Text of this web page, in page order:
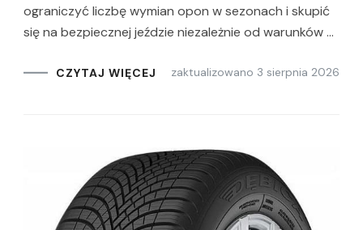
ograniczyć liczbę wymian opon w sezonach i skupić
się na bezpiecznej jeździe niezależnie od warunków …
CZYTAJ WIĘCEJ zaktualizowano 3 sierpnia 2026